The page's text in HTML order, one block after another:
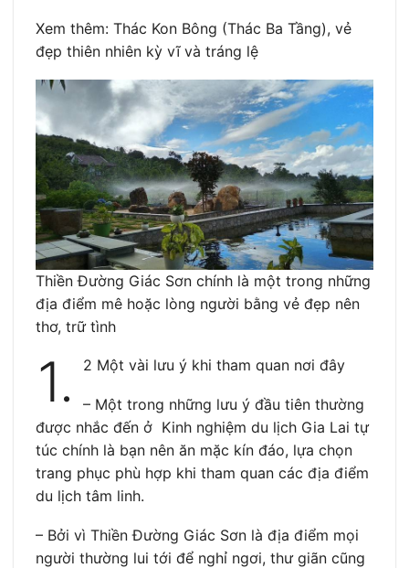
Xem thêm: Thác Kon Bông (Thác Ba Tầng), vẻ
đẹp thiên nhiên kỳ vĩ và tráng lệ
Thiền Đường Giác Sơn chính là một trong những
địa điểm mê hoặc lòng người bằng vẻ đẹp nên
thơ, trữ tình
1. 2 Một vài lưu ý khi tham quan nơi đây
– Một trong những lưu ý đầu tiên thường
được nhắc đến ở Kinh nghiệm du lịch Gia Lai tự
túc chính là bạn nên ăn mặc kín đáo, lựa chọn
trang phục phù hợp khi tham quan các địa điểm
du lịch tâm linh.
– Bởi vì Thiền Đường Giác Sơn là địa điểm mọi
người thường lui tới để nghỉ ngơi, thư giãn cũng